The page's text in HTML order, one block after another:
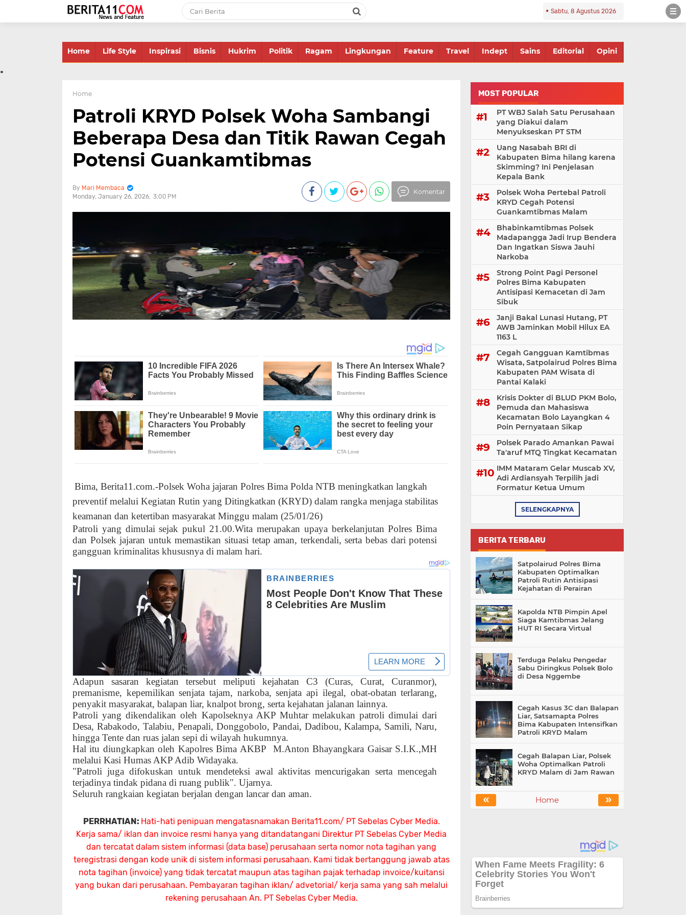
Sabtu, 8 Agustus 2026
Home Life Style Inspirasi Bisnis Hukrim Politik Ragam Lingkungan Feature Travel Indept Sains Editorial Opini
.
Home
Patroli KRYD Polsek Woha Sambangi
Beberapa Desa dan Titik Rawan Cegah
Potensi Guankamtibmas
Mari Membaca
Monday, January 26, 2026 3:00 PM
Komentar
Bima, Berita11.com.-Polsek Woha jajaran Polres Bima Polda NTB meningkatkan langkah
preventif melalui Kegiatan Rutin yang Ditingkatkan (KRYD) dalam rangka menjaga stabilitas
keamanan dan ketertiban masyarakat Minggu malam (25/01/26)
Patroli yang dimulai sejak pukul 21.00.Wita merupakan upaya berkelanjutan Polres Bima
dan Polsek jajaran untuk memastikan situasi tetap aman, terkendali, serta bebas dari potensi
gangguan kriminalitas khususnya di malam hari.
Adapun sasaran kegiatan tersebut meliputi kejahatan C3 (Curas, Curat, Curanmor),
premanisme, kepemilikan senjata tajam, narkoba, senjata api ilegal, obat-obatan terlarang,
penyakit masyarakat, balapan liar, knalpot brong, serta kejahatan jalanan lainnya.
Patroli yang dikendalikan oleh Kapolseknya AKP Muhtar melakukan patroli dimulai dari
Desa, Rabakodo, Talabiu, Penapali, Donggobolo, Pandai, Dadibou, Kalampa, Samili, Naru,
hingga Tente dan ruas jalan sepi di wilayah hukumnya.
Hal itu diungkapkan oleh Kapolres Bima AKBP
M.Anton Bhayangkara Gaisar S.I.K.,MH
melalui Kasi Humas AKP Adib Widayaka.
"Patroli juga difokuskan untuk mendeteksi awal aktivitas mencurigakan serta mencegah
terjadinya tindak pidana di ruang publik". Ujarnya.
Seluruh rangkaian kegiatan berjalan dengan lancar dan aman.
PERRHATIAN: Hati-hati penipuan mengatasnamakan Berita11.com/ PT Sebelas Cyber Media.
Kerja sama/ iklan dan invoice resmi hanya yang ditandatangani Direktur PT Sebelas Cyber Media
dan tercatat dalam sistem informasi (data base) perusahaan serta nomor nota tagihan yang
teregistrasi dengan kode unik di sistem informasi perusahaan. Kami tidak bertanggung jawab atas
nota tagihan (invoice) yang tidak tercatat maupun atas tagihan pajak terhadap invoice/kuitansi
yang bukan dari perusahaan. Pembayaran tagihan iklan/ advetorial/ kerja sama yang sah melalui
rekening perusahaan An. PT Sebelas Cyber Media.
MOST POPULAR
PT WBJ Salah Satu Perusahaan
yang Diakui dalam
Menyukseskan PT STM
Uang Nasabah BRI di
Kabupaten Bima hilang karena
Skimming? Ini Penjelasan
Kepala Bank
Polsek Woha Pertebal Patroli
KRYD Cegah Potensi
Guankamtibmas Malam
Bhabinkamtibmas Polsek
Madapangga Jadi Irup Bendera
Dan Ingatkan Siswa Jauhi
Narkoba
Strong Point Pagi Personel
Polres Bima Kabupaten
Antisipasi Kemacetan di Jam
Sibuk
Janji Bakal Lunasi Hutang, PT
AWB Jaminkan Mobil Hilux EA
1163 L
Cegah Gangguan Kamtibmas
Wisata, Satpolairud Polres Bima
Kabupaten PAM Wisata di
Pantai Kalaki
Krisis Dokter di BLUD PKM Bolo,
Pemuda dan Mahasiswa
Kecamatan Bolo Layangkan 4
Poin Pernyataan Sikap
Polsek Parado Amankan Pawai
Ta'aruf MTQ Tingkat Kecamatan
IMM Mataram Gelar Muscab XV,
Adi Ardiansyah Terpilih jadi
Formatur Ketua Umum
SELENGKAPNYA
BERITA TERBARU
Satpolairud Polres Bima
Kabupaten Optimalkan
Patroli Rutin Antisipasi
Kejahatan di Perairan
Kapolda NTB Pimpin Apel
Siaga Kamtibmas Jelang
HUT RI Secara Virtual
Terduga Pelaku Pengedar
Sabu Diringkus Polsek Bolo
di Desa Nggembe
Cegah Kasus 3C dan Balapan
Liar, Satsamapta Polres
Bima Kabupaten Intensifkan
Patroli KRYD Malam
Cegah Balapan Liar, Polsek
Woha Optimalkan Patroli
KRYD Malam di Jam Rawan
« »
Home